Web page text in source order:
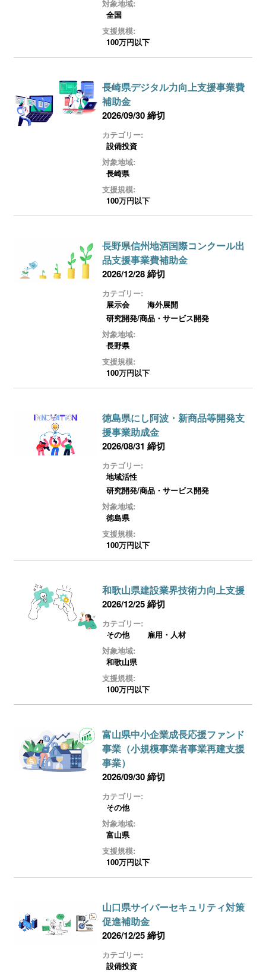
対象地域:
全国
支援規模:
100万円以下
長崎県デジタル力向上支援事業費
補助金
2026/09/30 締切
カテゴリー:
設備投資
対象地域:
長崎県
支援規模:
100万円以下
長野県信州地酒国際コンクール出
品支援事業費補助金
2026/12/28 締切
カテゴリー:
展示会
海外展開
研究開発/商品・サービス開発
対象地域:
長野県
支援規模:
100万円以下
徳島県にし阿波・新商品等開発支
援事業助成金
2026/08/31 締切
カテゴリー:
地域活性
研究開発/商品・サービス開発
対象地域:
徳島県
支援規模:
100万円以下
和歌山県建設業界技術力向上支援
2026/12/25 締切
カテゴリー:
その他
雇用・人材
対象地域:
和歌山県
支援規模:
100万円以下
富山県中小企業成長応援ファンド
事業（小規模事業者事業再建支援
事業）
2026/09/30 締切
カテゴリー:
その他
対象地域:
富山県
支援規模:
100万円以下
山口県サイバーセキュリティ対策
促進補助金
2026/12/25 締切
カテゴリー:
設備投資